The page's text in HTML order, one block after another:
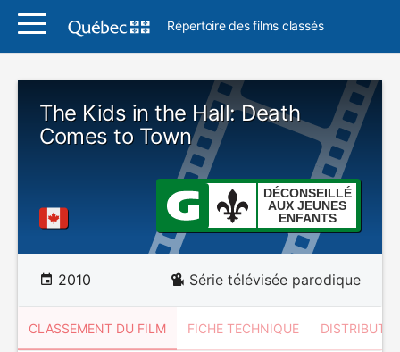
Répertoire des films classés
The Kids in the Hall: Death
Comes to Town
DÉCONSEILLÉ
AUX JEUNES
ENFANTS
2010 Série télévisée parodique
CLASSEMENT DU FILM FICHE TECHNIQUE